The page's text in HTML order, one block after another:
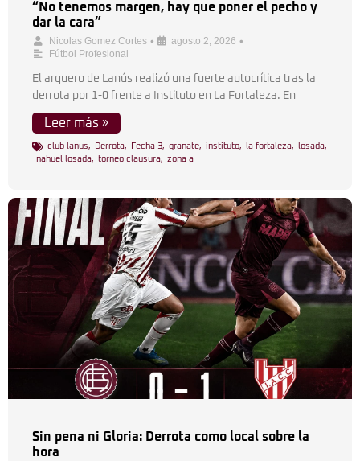
“No tenemos margen, hay que poner el pecho y
dar la cara”
Nicolas Gomez Cortes • agosto 2, 2026 •
Fútbol Profesional
El arquero de Lanús realizó una fuerte autocrítica tras la
derrota por 1-0 frente a Instituto en La Fortaleza. En
Leer más »
club lanus, Derrota, Fecha 3, granate, instituto, la fortaleza, losada,
nahuel losada, torneo clausura, zona a
Sin pena ni Gloria: Derrota como local sobre la
hora